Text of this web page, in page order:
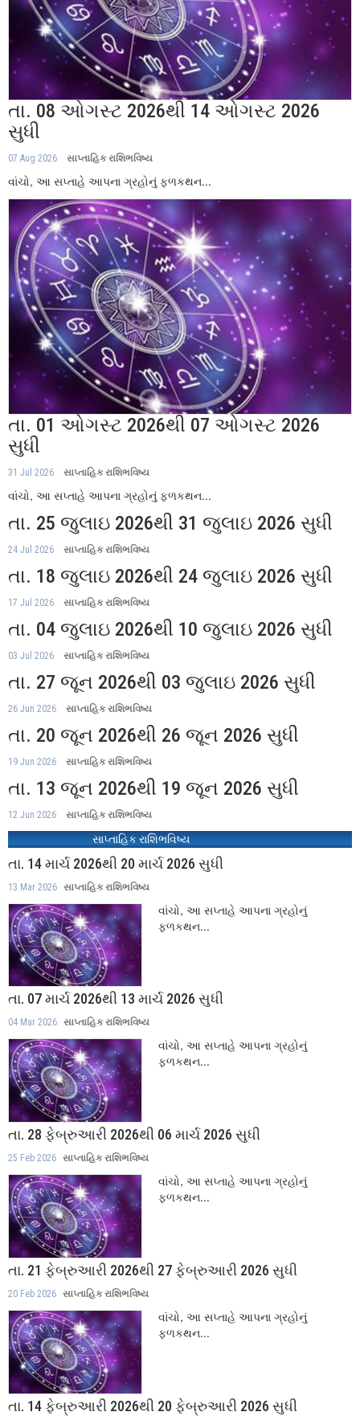
તા. 08 ઓગસ્ટ 2026થી 14 ઓગસ્ટ 2026
સુધી
07 Aug 2026 સાપ્તાહિક રાશિભવિષ્ય
વાંચો, આ સપ્તાહે આપના ગ્રહોનું ફળકથન...
તા. 01 ઓગસ્ટ 2026થી 07 ઓગસ્ટ 2026
સુધી
31 Jul 2026 સાપ્તાહિક રાશિભવિષ્ય
વાંચો, આ સપ્તાહે આપના ગ્રહોનું ફળકથન...
તા. 25 જુલાઇ 2026થી 31 જુલાઇ 2026 સુધી
24 Jul 2026 સાપ્તાહિક રાશિભવિષ્ય
તા. 18 જુલાઇ 2026થી 24 જુલાઇ 2026 સુધી
17 Jul 2026 સાપ્તાહિક રાશિભવિષ્ય
તા. 04 જુલાઇ 2026થી 10 જુલાઇ 2026 સુધી
03 Jul 2026 સાપ્તાહિક રાશિભવિષ્ય
તા. 27 જૂન 2026થી 03 જુલાઇ 2026 સુધી
26 Jun 2026 સાપ્તાહિક રાશિભવિષ્ય
તા. 20 જૂન 2026થી 26 જૂન 2026 સુધી
19 Jun 2026 સાપ્તાહિક રાશિભવિષ્ય
તા. 13 જૂન 2026થી 19 જૂન 2026 સુધી
12 Jun 2026 સાપ્તાહિક રાશિભવિષ્ય
સાપ્તાહિક રાશિભવિષ્ય
તા. 14 માર્ચ 2026થી 20 માર્ચ 2026 સુધી
13 Mar 2026 સાપ્તાહિક રાશિભવિષ્ય
વાંચો, આ સપ્તાહે આપના ગ્રહોનું
ફળકથન...
તા. 07 માર્ચ 2026થી 13 માર્ચ 2026 સુધી
04 Mar 2026 સાપ્તાહિક રાશિભવિષ્ય
વાંચો, આ સપ્તાહે આપના ગ્રહોનું
ફળકથન...
તા. 28 ફેબ્રુઆરી 2026થી 06 માર્ચ 2026 સુધી
25 Feb 2026 સાપ્તાહિક રાશિભવિષ્ય
વાંચો, આ સપ્તાહે આપના ગ્રહોનું
ફળકથન...
તા. 21 ફેબ્રુઆરી 2026થી 27 ફેબ્રુઆરી 2026 સુધી
20 Feb 2026 સાપ્તાહિક રાશિભવિષ્ય
વાંચો, આ સપ્તાહે આપના ગ્રહોનું
ફળકથન...
તા. 14 ફેબ્રુઆરી 2026થી 20 ફેબ્રુઆરી 2026 સુધી